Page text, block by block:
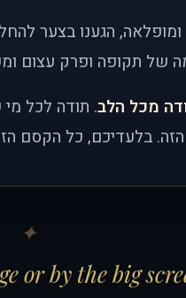
הגענו בצער
של תקופה ופרק עצום
מכל הלב. תודה לכל
בלעדיכם, כל הקסם
or by the big